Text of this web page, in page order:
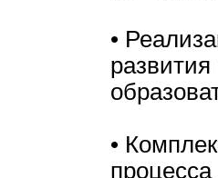
•
развития
•